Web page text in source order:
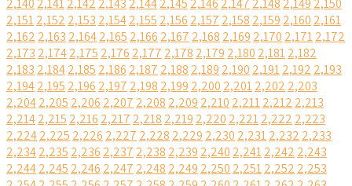
2,140 2,1412,142 2,143 2,1442,145 2,146 2,147 2,148 2,149 2,150
2,1512,152 2,153 2,1542,155 2,156 2,157 2,158 2,159 2,160 2,161
2,162 2,163 2,1642,165 2,166 2,167 2,168 2,169 2,170 2,1712,172
2,173 2,1742,175 2,176 2,177 2,178 2,179 2,180 2,1812,182
2,183 2,1842,185 2,186 2,187 2,188 2,189 2,190 2,1912,192 2,193
2,1942,195 2,196 2,197 2,198 2,199 2,200 2,2012,202 2,203
2,2042,205 2,206 2,207 2,208 2,209 2,210 2,2112,212 2,213
2,2142,215 2,216 2,217 2,218 2,219 2,220 2,2212,222 2,223
2,2242,225 2,226 2,227 2,228 2,229 2,230 2,2312,232 2,233
2,2342,235 2,236 2,237 2,238 2,239 2,240 2,2412,242 2,243
2,2442,245 2,246 2,247 2,248 2,249 2,250 2,2512,252 2,253